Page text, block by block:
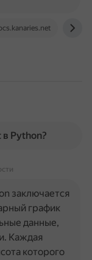
Python?
заключается
график
данные,
Каждая
которого